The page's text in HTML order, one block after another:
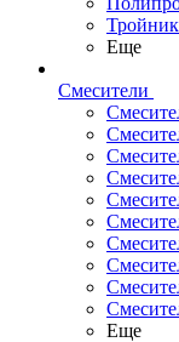
Еще
Смесители
Еще